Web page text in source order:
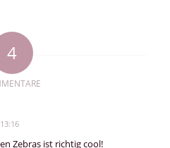
4
Zebras ist richtig cool!